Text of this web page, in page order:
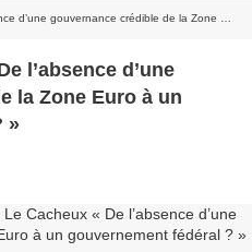
crédible de la Zone Euro à un gouvernement fédéral ? »
l’absence d’une
la Zone Euro à un
»